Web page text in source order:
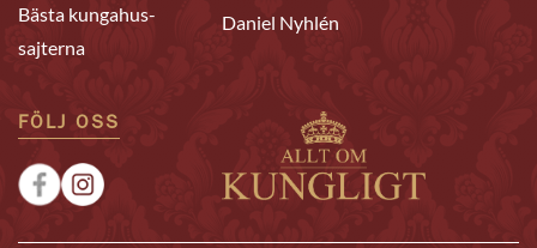
Bästa kungahus-
sajterna
Daniel Nyhlén
FÖLJ OSS